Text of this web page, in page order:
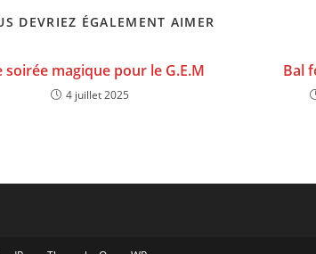
DEVRIEZ ÉGALEMENT AIMER
soirée magique pour le G.E.M
4 juillet 2025
Bal